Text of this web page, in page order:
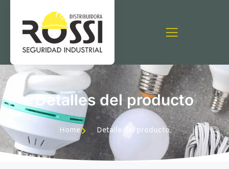
Detalles del producto
Home Detalle del producto